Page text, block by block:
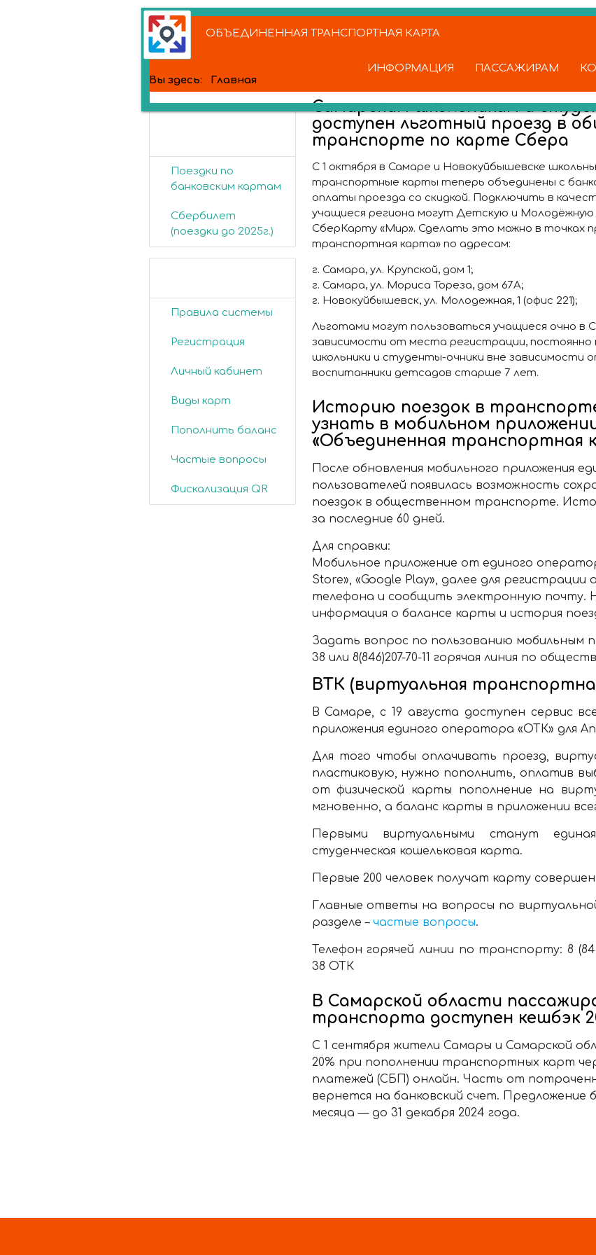
ОБЪЕДИНЕННАЯ ТРАНСПОРТНАЯ КАРТА
ИНФОРМАЦИЯ ПАССАЖИРАМ
Вы здесь: Главная
Поездки по
банковским картам
Сбербилет
(поездки до 2025г.)
Правила системы
Регистрация
Личный кабинет
Виды карт
Пополнить баланс
Частые вопросы
Фискализация QR
Самарским школьникам и
доступен льготный проезд в
транспорте по карте Сбера
С 1 октября в Самаре и Новокуйбышевске
транспортные карты теперь объединены с
оплаты проезда со скидкой. Подключить в
учащиеся региона могут Детскую и
СберКарту «Мир». Сделать это можно в точках
транспортная карта» по адресам:
г. Самара, ул. Крупской, дом 1;
г. Самара, ул. Мориса Тореза, дом 67А;
г. Новокуйбышевск, ул. Молодежная, 1 (офис 221);
Льготами могут пользоваться учащиеся очно в
зависимости от места регистрации, постоянно
школьники и студенты-очники вне зависимости
воспитанники детсадов старше 7 лет.
Историю поездок в
узнать в мобильном
«Объединенная транспортная
После обновления мобильного приложения
пользователей появилась возможность
поездок в общественном транспорте.
за последние 60 дней.
Для справки:
Мобильное приложение от единого
Store», «Google Play», далее для
телефона и сообщить электронную почту.
информация о балансе карты и история
Задать вопрос по пользованию мобильным
38 или 8(846)207-70-11 горячая линия по
ВТК (виртуальная
В Самаре, с 19 августа доступен сервис
приложения единого оператора «ОТК» для
Для того чтобы оплачивать проезд,
пластиковую, нужно пополнить, оплатив
от физической карты пополнение на
мгновенно, а баланс карты в приложении
Первыми виртуальными станут
студенческая кошельковая карта.
Первые 200 человек получат карту
Главные ответы на вопросы по
разделе – частые вопросы.
Телефон горячей линии по транспорту:8
38 ОТК
В Самарской области
транспорта доступен кешбэк
С 1 сентября жители Самары и Самарской
20% при пополнении транспортных карт
платежей (СБП) онлайн. Часть от
вернется на банковский счет.
месяца — до 31 декабря 2024 года.